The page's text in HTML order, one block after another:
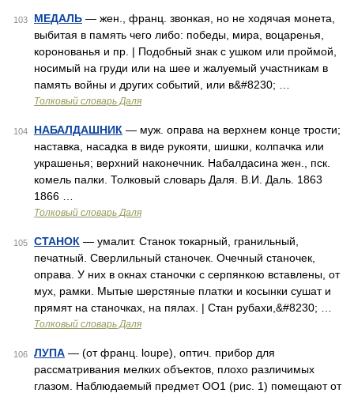
103 МЕДАЛЬ — жен., франц. звонкая, но не ходячая монета,
выбитая в память чего либо: победы, мира, воцаренья,
коронованья и пр. | Подобный знак с ушком или проймой,
носимый на груди или на шее и жалуемый участникам в
память войны и других событий, или в&#8230; …
Толковый словарь Даля
104 НАБАЛДАШНИК — муж. оправа на верхнем конце трости;
наставка, насадка в виде рукояти, шишки, колпачка или
украшенья; верхний наконечник. Набалдасина жен., пск.
комель палки. Толковый словарь Даля. В.И. Даль. 1863
1866 …
Толковый словарь Даля
105 СТАНОК — умалит. Станок токарный, гранильный,
печатный. Сверлильный станочек. Очечный станочек,
оправа. У них в окнах станочки с серпянкою вставлены, от
мух, рамки. Мытые шерстяные платки и косынки сушат и
прямят на станочках, на пялах. | Стан рубахи,&#8230; …
Толковый словарь Даля
106 ЛУПА — (от франц. loupe), оптич. прибор для
рассматривания мелких объектов, плохо различимых
глазом. Наблюдаемый предмет ОО1 (рис. 1) помещают от